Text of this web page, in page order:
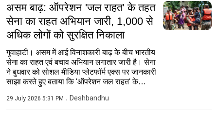
असम बाढ़: ऑपरेशन 'जल राहत' के तहत
सेना का राहत अभियान जारी, 1,000 से
अधिक लोगों को सुरक्षित निकाला
गुवाहाटी। असम में आई विनाशकारी बाढ़ के बीच भारतीय
सेना का राहत एवं बचाव अभियान लगातार जारी है। सेना
ने बुधवार को सोशल मीडिया प्लेटफॉर्म एक्स पर जानकारी
साझा करते हुए बताया कि 'ऑपरेशन जल राहत' के
29 July 2026 5:31 PM Deshbandhu